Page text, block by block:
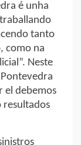
é unha
tanto
como na
Neste
el debemos
resultados